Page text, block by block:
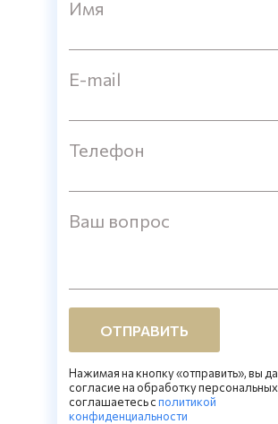
Имя
E-mail
Телефон
Ваш вопрос
ОТПРАВИТЬ
Нажимая на кнопку «отправить», вы
согласие на обработку
соглашаетесь cполитикой
конфиденциальности